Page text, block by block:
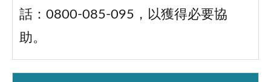
話：0800-085-095，以獲得必要協
助。